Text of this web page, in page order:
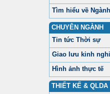
Tìm hiểu về Ngành
CHUYÊN NGÀNH
Tin tức Thời sự
Giao lưu kinh
Hình ảnh thực tế
THIẾT KẾ & QLDA